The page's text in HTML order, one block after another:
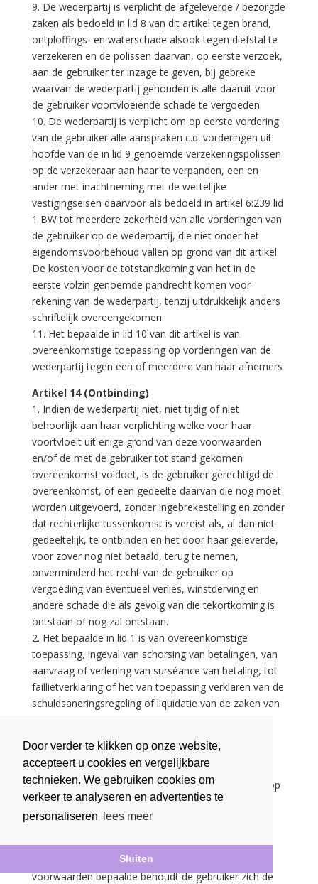
Door verder te klikken op onze website,
accepteert u cookies en vergelijkbare
technieken. We gebruiken cookies om
verkeer te analyseren en advertenties te
personaliseren
lees meer
Sluiten
9. De wederpartij is verplicht de afgeleverde / bezorgde
zaken als bedoeld in lid 8 van dit artikel tegen brand,
ontploffings- en waterschade alsook tegen diefstal te
verzekeren en de polissen daarvan, op eerste verzoek,
aan de gebruiker ter inzage te geven, bij gebreke
waarvan de wederpartij gehouden is alle daaruit voor
de gebruiker voortvloeiende schade te vergoeden.
10. De wederpartij is verplicht om op eerste vordering
van de gebruiker alle aanspraken c.q. vorderingen uit
hoofde van de in lid 9 genoemde verzekeringspolissen
op de verzekeraar aan haar te verpanden, een en
ander met inachtneming met de wettelijke
vestigingseisen daarvoor als bedoeld in artikel 6:239 lid
1 BW tot meerdere zekerheid van alle vorderingen van
de gebruiker op de wederpartij, die niet onder het
eigendomsvoorbehoud vallen op grond van dit artikel.
De kosten voor de totstandkoming van het in de
eerste volzin genoemde pandrecht komen voor
rekening van de wederpartij, tenzij uitdrukkelijk anders
schriftelijk overeengekomen.
11. Het bepaalde in lid 10 van dit artikel is van
overeenkomstige toepassing op vorderingen van de
wederpartij tegen een of meerdere van haar afnemers
Artikel 14 (Ontbinding)
1. Indien de wederpartij niet, niet tijdig of niet
behoorlijk aan haar verplichting welke voor haar
voortvloeit uit enige grond van deze voorwaarden
en/of de met de gebruiker tot stand gekomen
overeenkomst voldoet, is de gebruiker gerechtigd de
overeenkomst, of een gedeelte daarvan die nog moet
worden uitgevoerd, zonder ingebrekestelling en zonder
dat rechterlijke tussenkomst is vereist als, al dan niet
gedeeltelijk, te ontbinden en het door haar geleverde,
voor zover nog niet betaald, terug te nemen,
onverminderd het recht van de gebruiker op
vergoeding van eventueel verlies, winstderving en
andere schade die als gevolg van die tekortkoming is
ontstaan of nog zal ontstaan.
2. Het bepaalde in lid 1 is van overeenkomstige
toepassing, ingeval van schorsing van betalingen, van
aanvraag of verlening van surséance van betaling, tot
faillietverklaring of het van toepassing verklaren van de
schuldsaneringsregeling of liquidatie van de zaken van
beschikking over zijn vermogen verliest.
3. In de gevallen genoemd als in lid 1 en lid 2 van dit
artikel, is iedere vordering welke de gebruiker heeft op
de wederpartij direct opeisbaar.
auteursrechten en publiciteit)
1. Onverminderd het overigens in deze Algemene
voorwaarden bepaalde behoudt de gebruiker zich de